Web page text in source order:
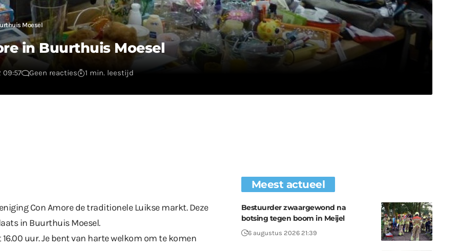
Moesel
in Buurthuis Moesel
Geen reacties 1 min. leestijd
Con Amore de traditionele Luikse markt. Deze
in Buurthuis Moesel.
uur. Je bent van harte welkom om te komen
Meest actueel
Bestuurder zwaargewond na
botsing tegen boom in Meijel
6 augustus 2026 21:39